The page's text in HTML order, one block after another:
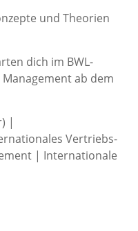
und Theorien
dich im BWL-
ab dem
|
Vertriebs-
| Internationale